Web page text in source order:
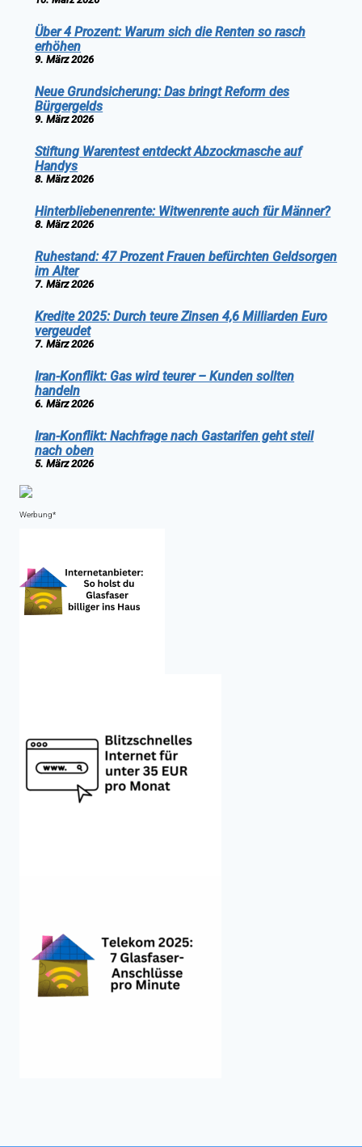
Über 4 Prozent: Warum sich die Renten so rasch
erhöhen
9. März 2026
Neue Grundsicherung: Das bringt Reform des
Bürgergelds
9. März 2026
Stiftung Warentest entdeckt Abzockmasche auf
Handys
8. März 2026
Hinterbliebenenrente: Witwenrente auch für Männer?
8. März 2026
Ruhestand: 47 Prozent Frauen befürchten Geldsorgen
im Alter
7. März 2026
Kredite 2025: Durch teure Zinsen 4,6 Milliarden Euro
vergeudet
7. März 2026
Iran-Konflikt: Gas wird teurer – Kunden sollten
handeln
6. März 2026
Iran-Konflikt: Nachfrage nach Gastarifen geht steil
nach oben
5. März 2026
Werbung*